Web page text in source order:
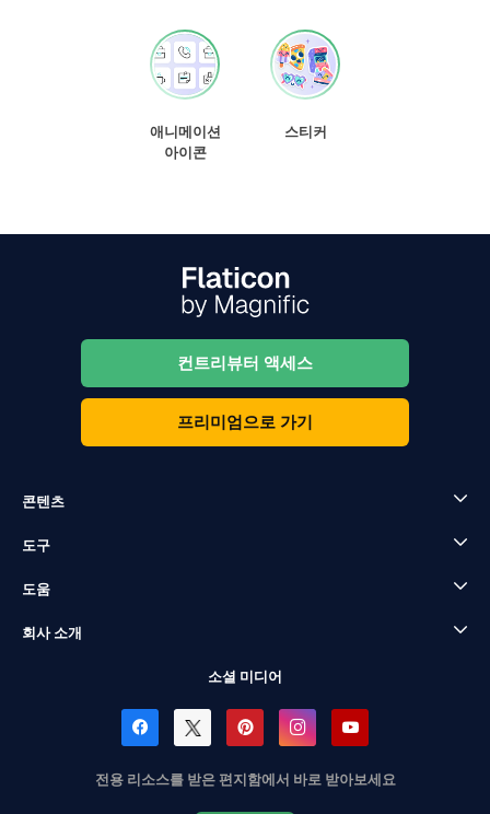
애니메이션
아이콘
스티커
컨트리뷰터 액세스
프리미엄으로 가기
콘텐츠
도구
도움
회사 소개
소셜 미디어
전용 리소스를 받은 편지함에서 바로 받아보세요